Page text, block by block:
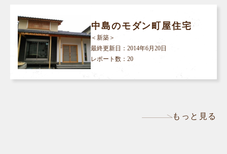
中島のモダン町屋住宅
＜新築＞
最終更新日： 2014年6月20日
レポート数：20
もっと見る